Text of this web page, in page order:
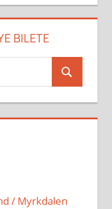
BILETE
Search
/ Myrkdalen